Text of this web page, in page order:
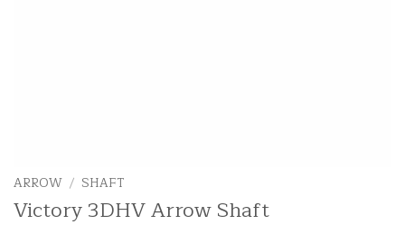
ARROW / SHAFT
Victory 3DHV Arrow Shaft